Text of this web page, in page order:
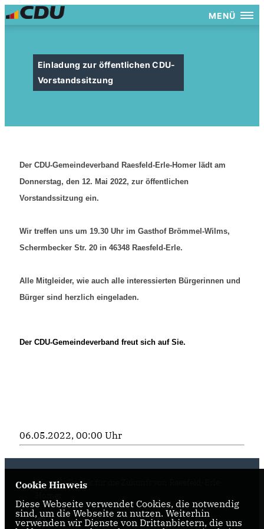
MENÜ
Einladung zur öffentlichen CDU-
Vorstandssitzung
Der CDU-Gemeindeverband Raesfeld-Erle-Homer lädt am
Donnerstag, den 12. Mai 2022, zur öffentlichen
Vorstandssitzung ein.
Wir treffen uns um 19.30 Uhr im Gasthof Brömmel-Wilms,
Schermbecker Str. 20 in 46348 Raesfeld-Erle.
Alle Mitgleider, wie auch alle interessierten Bürgerinnen und
Bürger sind herzlich eingeladen.
Der CDU-Gemeindeverband freut sich auf Sie.
06.05.2022, 00:00 Uhr
Aktuelle Politik für die Zukunft von Raesfeld-Erle-
Cookie Hinweis
Diese Webseite verwendet Cookies, die notwendig
sind, um die Webseite zu nutzen. Weiterhin
verwenden wir Dienste von Drittanbietern, die uns